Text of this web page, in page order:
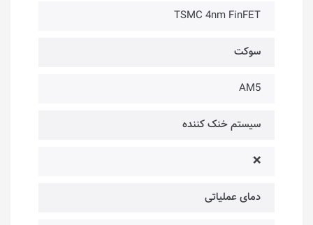
TSMC 4nm FinFET
سوکت
AM5
سیستم خنک کننده
❌
دمای عملیاتی